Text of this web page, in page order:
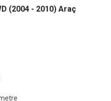
(2004 - 2010) Araç